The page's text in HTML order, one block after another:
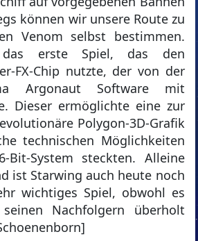
können wir unsere Route zu
Venom selbst bestimmen.
erste Spiel, das den
FX-Chip nutzte, der von der
Argonaut Software mit
Dieser ermöglichte eine zur
Polygon-3D-Grafik
technischen Möglichkeiten
Bit-System steckten. Alleine
ist Starwing auch heute noch
wichtiges Spiel, obwohl es
Nachfolgern überholt